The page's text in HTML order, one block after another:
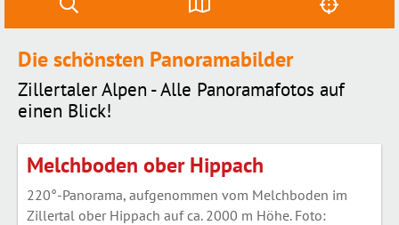
Die schönsten Panoramabilder
Zillertaler Alpen - Alle Panoramafotos auf
einen Blick!
Melchboden ober Hippach
220°-Panorama, aufgenommen vom Melchboden im
Zillertal ober Hippach auf ca. 2000 m Höhe. Foto: